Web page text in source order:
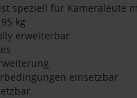
ist speziell für
kg
erweiterbar
einsetzbar